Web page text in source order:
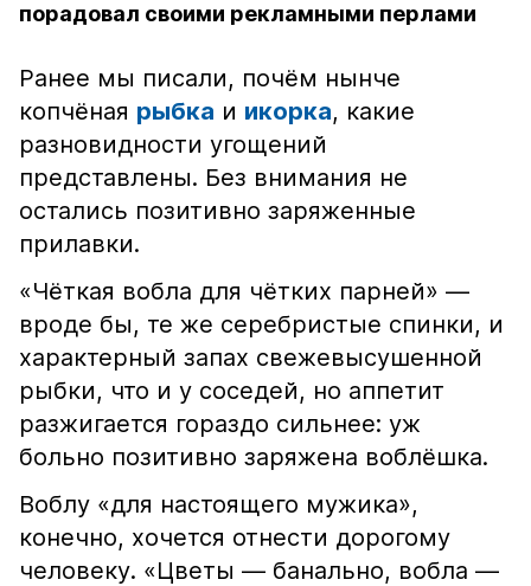
порадовал своими рекламными перлами
Ранее мы писали, почём нынче
копчёная рыбка и икорка, какие
разновидности угощений
представлены. Без внимания не
остались позитивно заряженные
прилавки.
«Чёткая вобла для чётких парней» —
вроде бы, те же серебристые спинки, и
характерный запах свежевысушенной
рыбки, что и у соседей, но аппетит
разжигается гораздо сильнее: уж
больно позитивно заряжена воблёшка.
Воблу «для настоящего мужика»,
конечно, хочется отнести дорогому
человеку. «Цветы — банально, вобла —